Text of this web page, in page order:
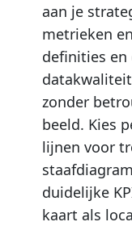
aan je
metrieken
definities en
zonder
beeld. Kies
lijnen voor
duidelijke
kaart als